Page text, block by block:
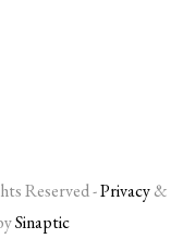
Reserved -Privacy&
Sinaptic